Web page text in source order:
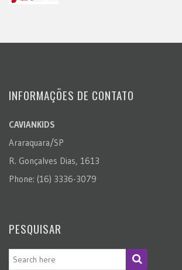
INFORMAÇÕES DE CONTATO
CAVIANKIDS
Araraquara/SP
R. Gonçalves Dias, 1613
Phone: (16) 3336-3079
PESQUISAR